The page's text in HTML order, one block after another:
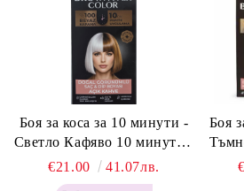
Боя за коса за 10 минути -
Светло Кафяво 10 минути -
Softtoplus Expert Woman
Light Brown 400мл
€21.00 41.07лв.
Боя